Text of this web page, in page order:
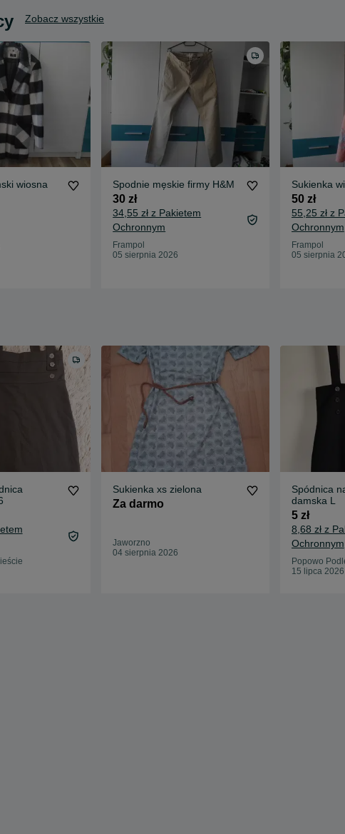
Zobacz wszystkie
Spodnie męskie firmy H&M
30 zł
34,55 zł z Pakietem
Ochronnym
Frampol
05 sierpnia 2026
Sukienka
50 zł
55,25 zł z
Ochronnym
Frampol
05 sierpnia
Sukienka xs zielona
Za darmo
Jaworzno
04 sierpnia 2026
Spódnica
damska L
5 zł
8,68 zł z
Ochronnym
Popowo
15 lipca 2026